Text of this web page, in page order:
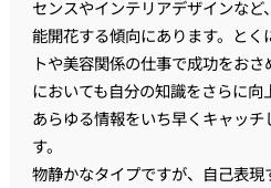
センスやインテリアデザインな
能開花する傾向にあります。とく
トや美容関係の仕事で成功をお
においても自分の知識をさらに向
あらゆる情報をいち早くキャッ
す。
物静かなタイプですが、自己表